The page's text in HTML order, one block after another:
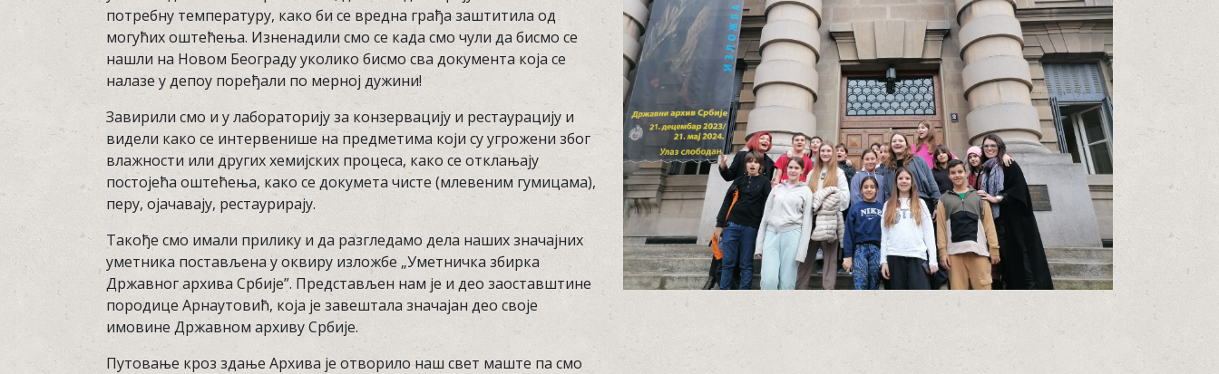
потребну температуру, како би се вредна грађа заштитила од
могућих оштећења. Изненадили смо се када смо чули да бисмо се
нашли на Новом Београду уколико бисмо сва документа која се
налазе у депоу поређали по мерној дужини!
Завирили смо и у лабораторију за конзервацију и рестаурацију и
видели како се интервенише на предметима који су угрожени због
влажности или других хемијских процеса, како се отклањају
постојећа оштећења, како се докумета чисте (млевеним гумицама),
перу, ојачавају, рестаурирају.
Такође смо имали прилику и да разгледамо дела наших значајних
уметника постављена у оквиру изложбе „Уметничка збирка
Државног архива Србије”. Представљен нам је и део заоставштине
породице Арнаутовић, која је завештала значајан део своје
имовине Државном архиву Србије.
Путовање кроз здање Архива је отворило наш свет маште па смо